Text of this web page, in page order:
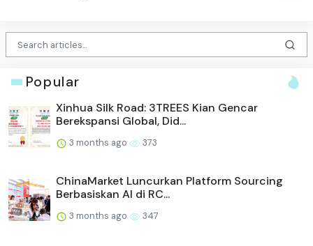
Popular
Xinhua Silk Road: 3TREES Kian Gencar
Berekspansi Global, Did...
3 months ago 373
ChinaMarket Luncurkan Platform Sourcing
Berbasiskan AI di RC...
3 months ago 347